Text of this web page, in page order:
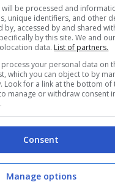
per qualsiasi
proprio medico
indicazioni giuste
In questo
di“immunità
secondo i risultati
be processed and
unique identifiers, and other
by, accessed by and shared
by this site. We and
data. List of partners.
your personal data on
which you can object to by
Look for a link at the bottom of
manage or withdraw consent
Consent
Manage options